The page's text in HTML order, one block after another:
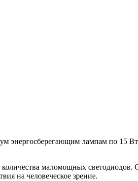
энергосберегающим лампам по 15
маломощных
на человеческое зрение.